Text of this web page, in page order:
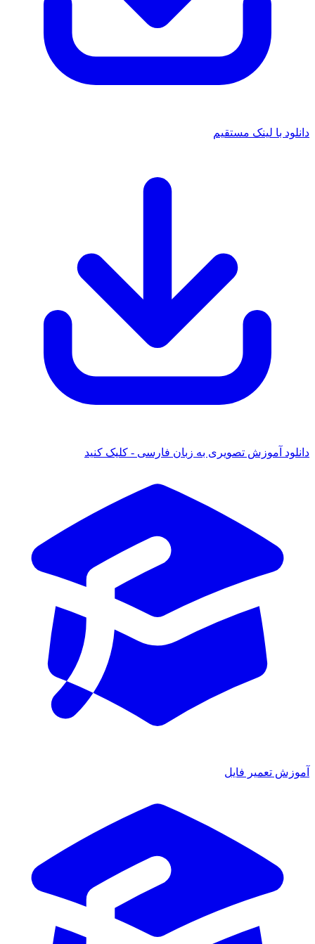
با لینک مستقیم
آموزش تصویری به زبان فارسی - کلیک کنید
تعمیر فایل